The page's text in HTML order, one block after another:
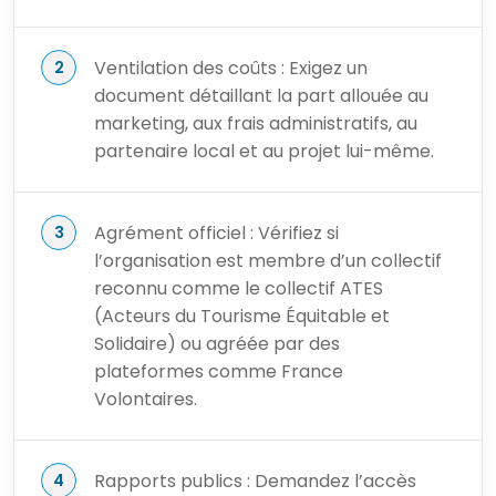
Ventilation des coûts : Exigez un
document détaillant la part allouée au
marketing, aux frais administratifs, au
partenaire local et au projet lui-même.
Agrément officiel : Vérifiez si
l’organisation est membre d’un collectif
reconnu comme le collectif ATES
(Acteurs du Tourisme Équitable et
Solidaire) ou agréée par des
plateformes comme France
Volontaires.
Rapports publics : Demandez l’accès